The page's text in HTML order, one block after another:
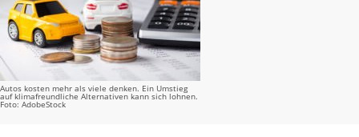
Autos kosten mehr als viele denken. Ein Umstieg
auf klimafreundliche Alternativen kann sich lohnen.
Foto: AdobeStock